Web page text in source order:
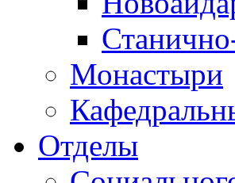
Монастыри
Отделы